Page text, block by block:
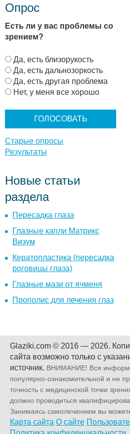
Опрос
Есть ли у вас проблемы со
зрением?
В
а
р
и
Да, есть близорукость
Да, есть дальнозоркость
Да, есть другая проблема
Нет, у меня все хорошо
Старые опросы
Результаты
Новые статьи
раздела
Пересадка глаза
Глазные капли Матрикс
Визум
Кератопластика (пересадка
роговицы глаза)
Глазные мази от ячменя
Прополис для лечения глаз
Glaziki.com © 2016 — 2026.
сайта возможно только с
источник. ВНИМАНИЕ! Вся
популярно-ознакомительной и не
точность с медицинской точки
должно проводиться
Занимаясь самолечением вы
Карта сайта О сайте